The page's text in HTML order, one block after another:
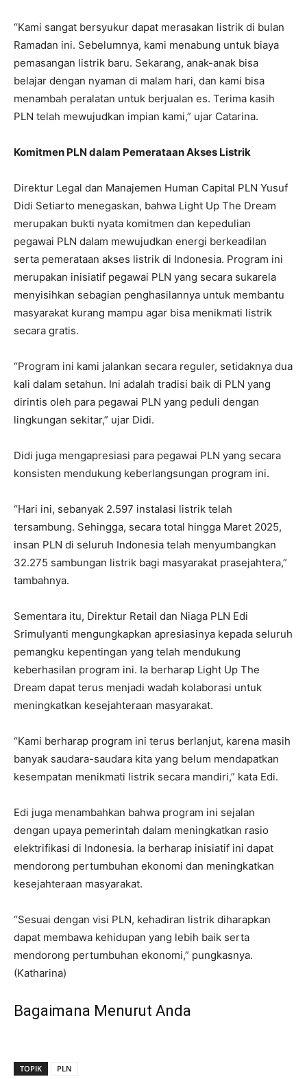
“Kami sangat bersyukur dapat merasakan listrik di bulan
Ramadan ini. Sebelumnya, kami menabung untuk biaya
pemasangan listrik baru. Sekarang, anak-anak bisa
belajar dengan nyaman di malam hari, dan kami bisa
menambah peralatan untuk berjualan es. Terima kasih
PLN telah mewujudkan impian kami,” ujar Catarina.
Komitmen PLN dalam Pemerataan Akses Listrik
Direktur Legal dan Manajemen Human Capital PLN Yusuf
Didi Setiarto menegaskan, bahwa Light Up The Dream
merupakan bukti nyata komitmen dan kepedulian
pegawai PLN dalam mewujudkan energi berkeadilan
serta pemerataan akses listrik di Indonesia. Program ini
merupakan inisiatif pegawai PLN yang secara sukarela
menyisihkan sebagian penghasilannya untuk membantu
masyarakat kurang mampu agar bisa menikmati listrik
secara gratis.
“Program ini kami jalankan secara reguler, setidaknya dua
kali dalam setahun. Ini adalah tradisi baik di PLN yang
dirintis oleh para pegawai PLN yang peduli dengan
lingkungan sekitar,” ujar Didi.
Didi juga mengapresiasi para pegawai PLN yang secara
konsisten mendukung keberlangsungan program ini.
“Hari ini, sebanyak 2.597 instalasi listrik telah
tersambung. Sehingga, secara total hingga Maret 2025,
insan PLN di seluruh Indonesia telah menyumbangkan
32.275 sambungan listrik bagi masyarakat prasejahtera,”
tambahnya.
Sementara itu, Direktur Retail dan Niaga PLN Edi
Srimulyanti mengungkapkan apresiasinya kepada seluruh
pemangku kepentingan yang telah mendukung
keberhasilan program ini. Ia berharap Light Up The
Dream dapat terus menjadi wadah kolaborasi untuk
meningkatkan kesejahteraan masyarakat.
“Kami berharap program ini terus berlanjut, karena masih
banyak saudara-saudara kita yang belum mendapatkan
kesempatan menikmati listrik secara mandiri,” kata Edi.
Edi juga menambahkan bahwa program ini sejalan
dengan upaya pemerintah dalam meningkatkan rasio
elektrifikasi di Indonesia. Ia berharap inisiatif ini dapat
mendorong pertumbuhan ekonomi dan meningkatkan
kesejahteraan masyarakat.
“Sesuai dengan visi PLN, kehadiran listrik diharapkan
dapat membawa kehidupan yang lebih baik serta
mendorong pertumbuhan ekonomi,” pungkasnya.
(Katharina)
Bagaimana Menurut Anda
TOPIK PLN